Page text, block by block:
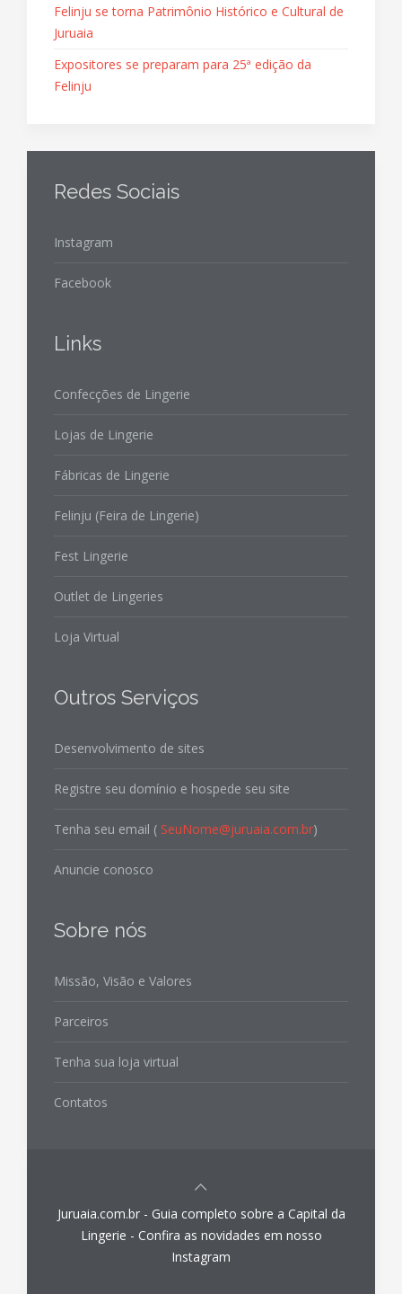
Felinju se torna Patrimônio Histórico e Cultural de
Juruaia
Expositores se preparam para 25ª edição da
Felinju
Redes Sociais
Instagram
Facebook
Links
Confecções de Lingerie
Lojas de Lingerie
Fábricas de Lingerie
Felinju (Feira de Lingerie)
Fest Lingerie
Outlet de Lingeries
Loja Virtual
Outros Serviços
Desenvolvimento de sites
Registre seu domínio e hospede seu site
Tenha seu email ( SeuNome@juruaia.com.br)
Anuncie conosco
Sobre nós
Missão, Visão e Valores
Parceiros
Tenha sua loja virtual
Contatos
Juruaia.com.br - Guia completo sobre a Capital da
Lingerie - Confira as novidades em nosso
Instagram